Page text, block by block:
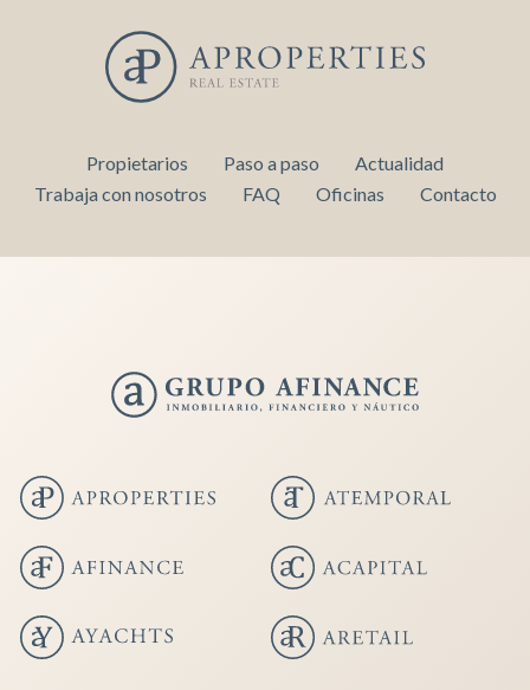
Propietarios Paso a paso
Actualidad
Trabaja con nosotros
FAQ Oficinas Contacto